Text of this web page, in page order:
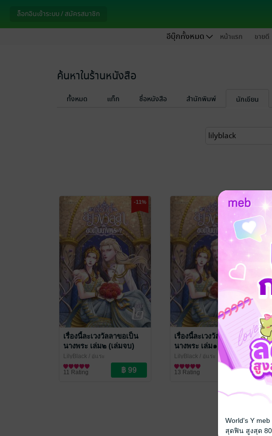
ล็อกอินเข้าระบบ / สมัครสมาชิก
อีบุ๊กทั้งหมด หน้าแรก ขายดี
ค้นหาในร้านหนังสือ
ทั้งหมด แท็ก ชื่อหนังสือ สำนักพิมพ์ นักเขียน
-11%
เรื่องนี้ละเวงวัลลาขอเป็น
นางพระ เล่ม๒ (เล่มจบ)
LilyBlack / อู่แระ
นิยาย Girl Love/Yuri
11 Rating
-45%
เรื่องนี้ละเวงวัลลาขอเป็น
นางพระ เล่ม๑
LilyBlack / อู่แระ
นิยาย Girl Love/Yuri
13 Rating
World's Y
สุดฟิน สูงสุด